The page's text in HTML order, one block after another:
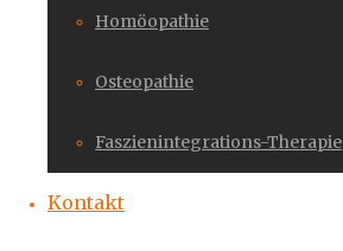
Homöopathie
Osteopathie
Faszienintegrations-Therapie
Kontakt